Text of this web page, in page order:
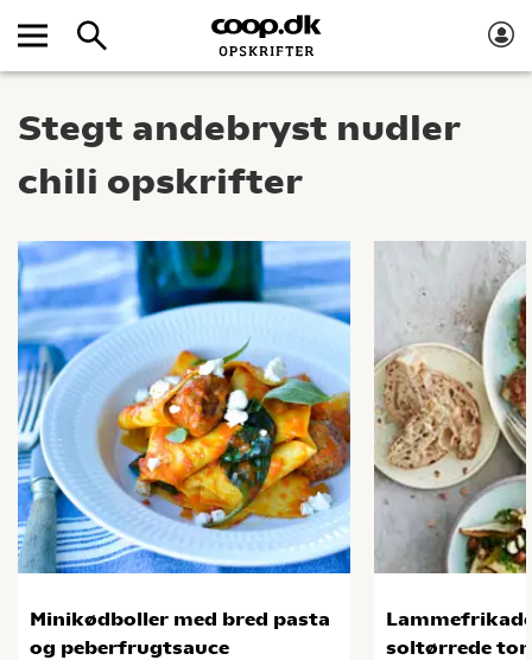
Stegt andebryst nudler
chili opskrifter
Minikødboller med bred pasta
og peberfrugtsauce
soltørrede